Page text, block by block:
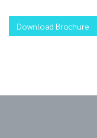
Download Brochure